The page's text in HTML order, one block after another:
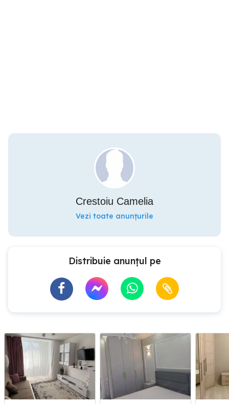
Crestoiu Camelia
Vezi toate anunțurile
Distribuie anunțul pe